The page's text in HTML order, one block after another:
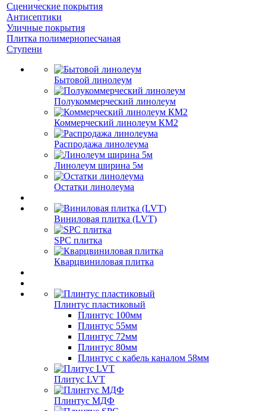
Сценические покрытия
Антисептики
Уличные покрытия
Плитка полимернопесчаная
Ступени
Бытовой линолеум
Полукоммерческий линолеум
Коммерческий линолеум КМ2
Распродажа линолеума
Линолеум ширина 5м
Остатки линолеума
Виниловая плитка (LVT)
SPC плитка
Кварцвиниловая плитка
Плинтус пластиковый
Плинтус 100мм
Плинтус 55мм
Плинтус 72мм
Плинтус 80мм
Плинтус с кабель каналом 58мм
Плитус LVT
Плинтус МДФ